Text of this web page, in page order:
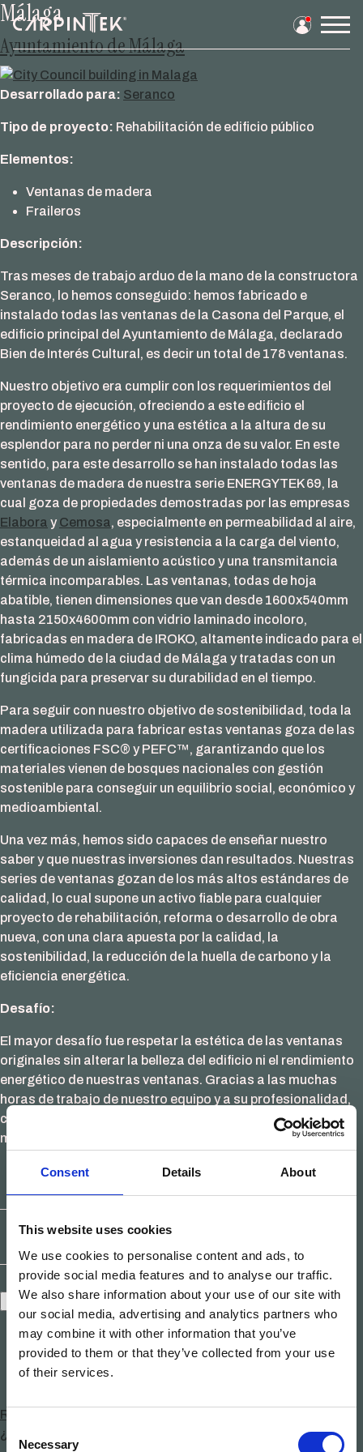
Consent Details About
This website uses cookies
We use cookies to personalise content and ads, to
provide social media features and to analyse our traffic.
We also share information about your use of our site with
our social media, advertising and analytics partners who
may combine it with other information that you’ve
provided to them or that they’ve collected from your use
of their services.
Selection
Necessary
Saltar
contenido
Málaga
Ayuntamiento de Málaga
Desarrollado para: Seranco
Tipo de proyecto: Rehabilitación de edificio público
Elementos:
Ventanas de madera
Fraileros
Descripción:
Tras meses de trabajo arduo de la mano de la constructora
Seranco, lo hemos conseguido: hemos fabricado e
instalado todas las ventanas de la Casona del Parque, el
edificio principal del Ayuntamiento de Málaga, declarado
Bien de Interés Cultural, es decir un total de 178 ventanas.
Nuestro objetivo era cumplir con los requerimientos del
proyecto de ejecución, ofreciendo a este edificio el
rendimiento energético y una estética a la altura de su
esplendor para no perder ni una onza de su valor. En este
sentido, para este desarrollo se han instalado todas las
ventanas de madera de nuestra serie ENERGYTEK 69, la
cual goza de propiedades demostradas por las empresas
Elabora y Cemosa, especialmente en permeabilidad al aire,
estanqueidad al agua y resistencia a la carga del viento,
además de un aislamiento acústico y una transmitancia
térmica incomparables. Las ventanas, todas de hoja
abatible, tienen dimensiones que van desde 1600x540mm
hasta 2150x4600mm con vidrio laminado incoloro,
fabricadas en madera de IROKO, altamente indicado para el
clima húmedo de la ciudad de Málaga y tratadas con un
fungicida para preservar su durabilidad en el tiempo.
Para seguir con nuestro objetivo de sostenibilidad, toda la
madera utilizada para fabricar estas ventanas goza de las
certificaciones FSC® y PEFC™, garantizando que los
materiales vienen de bosques nacionales con gestión
sostenible para conseguir un equilibrio social, económico y
medioambiental.
Una vez más, hemos sido capaces de enseñar nuestro
saber y que nuestras inversiones dan resultados. Nuestras
series de ventanas gozan de los más altos estándares de
calidad, lo cual supone un activo fiable para cualquier
proyecto de rehabilitación, reforma o desarrollo de obra
nueva, con una clara apuesta por la calidad, la
sostenibilidad, la reducción de la huella de carbono y la
eficiencia energética.
Desafío:
El mayor desafío fue respetar la estética de las ventanas
originales sin alterar la belleza del edificio ni el rendimiento
energético de nuestras ventanas. Gracias a las muchas
horas de trabajo de nuestro equipo y a su profesionalidad,
conseguimos compaginar estas dos ideas y ofrecer la
mejor solución al Ayuntamiento de Málaga.
Recuérdame
Registrar
¿Olvidaste tu contraseña?